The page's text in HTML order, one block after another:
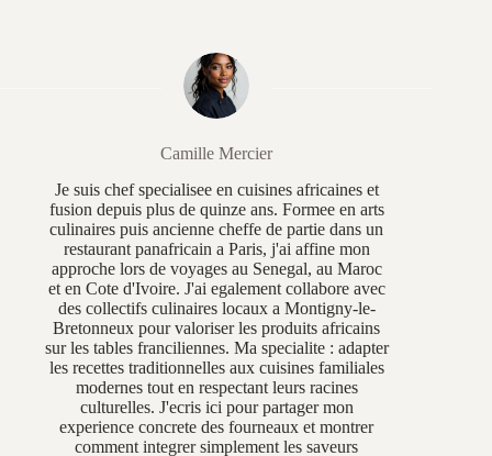
Camille Mercier
Je suis chef specialisee en cuisines africaines et
fusion depuis plus de quinze ans. Formee en arts
culinaires puis ancienne cheffe de partie dans un
restaurant panafricain a Paris, j'ai affine mon
approche lors de voyages au Senegal, au Maroc
et en Cote d'Ivoire. J'ai egalement collabore avec
des collectifs culinaires locaux a Montigny-le-
Bretonneux pour valoriser les produits africains
sur les tables franciliennes. Ma specialite : adapter
les recettes traditionnelles aux cuisines familiales
modernes tout en respectant leurs racines
culturelles. J'ecris ici pour partager mon
experience concrete des fourneaux et montrer
comment integrer simplement les saveurs